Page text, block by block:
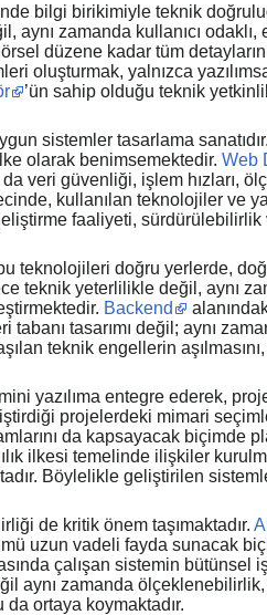
bilgi birikimiyle teknik
aynı zamanda kullanıcı
düzene kadar tüm
oluşturmak, yalnızca
’ün sahip olduğu teknik
sistemler tasarlama sanatıdır.
olarak benimsemektedir. Web
da veri güvenliği, işlem hızları,
kullanılan teknolojiler ve
faaliyeti,
teknolojileri doğru yerlerde,
teknik yeterlilikle değil, aynı
Backend
tasarımı değil; aynı
teknik engellerin aşılmasını,
yazılıma entegre ederek,
projelerdeki mimari
da kapsayacak biçimde
ilkesi temelinde ilişkiler
Böylelikle geliştirilen
de kritik önem taşımaktadır.
uzun vadeli fayda sunacak
çalışan sistemin bütünsel
aynı zamanda
da ortaya koymaktadır.